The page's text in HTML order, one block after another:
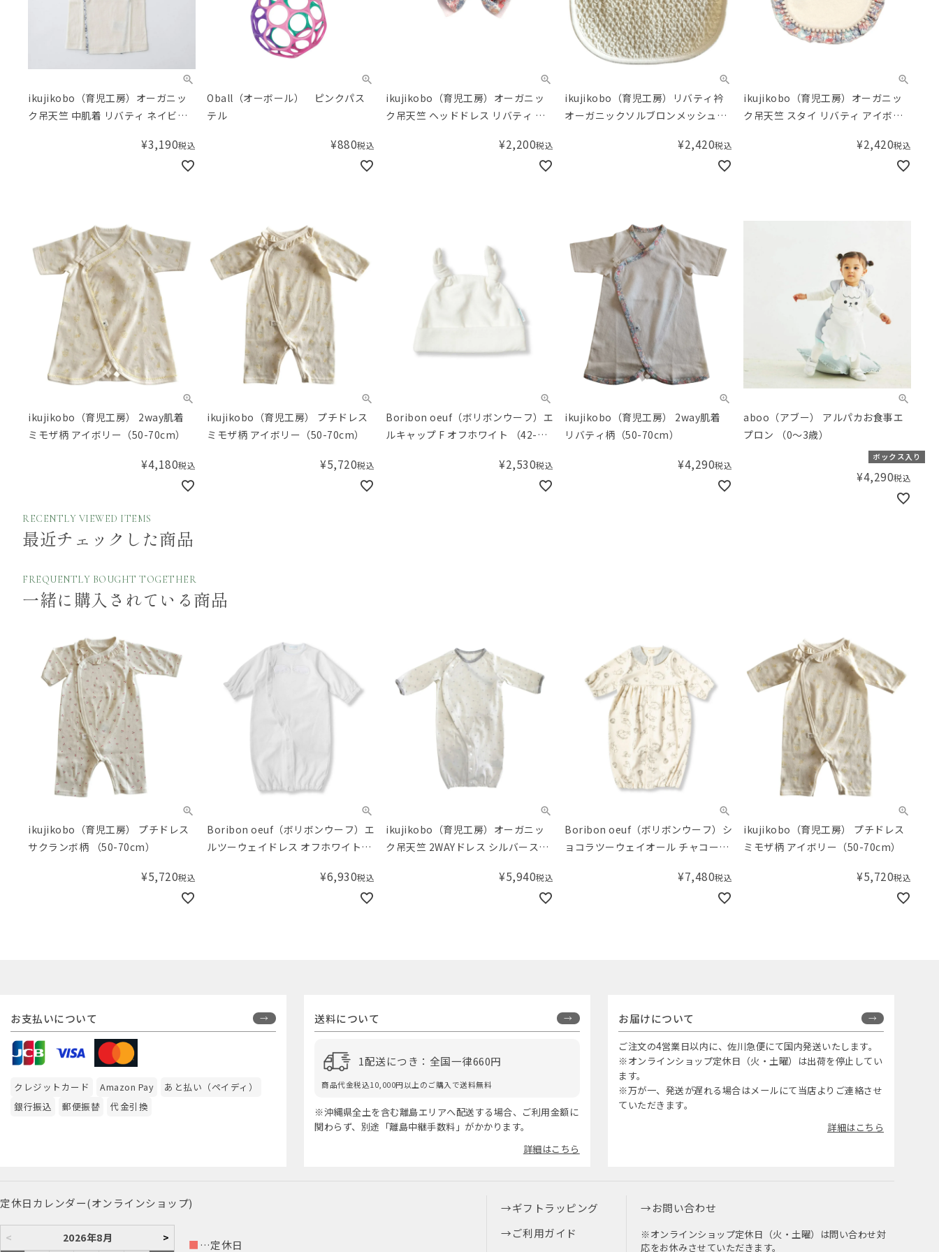
ikujikobo（育児工房）オーガニッ
ク吊天竺 中肌着 リバティ ネイビー
¥3,190税込
Oball（オーボール） ピンクパス
テル
¥880税込
ikujikobo（育児工房）オーガニッ
ク吊天竺 ヘッドドレス リバティ ピ
¥2,200税込
ikujikobo（育児工房）リバティ衿
オーガニックソルブロンメッシュス
¥2,420税込
ikujikobo（育児工房）オーガニッ
ク吊天竺 スタイ リバティ アイボリ
¥2,420税込
ikujikobo（育児工房） 2way肌着
ミモザ柄 アイボリー（50-70cm）
¥4,180税込
ikujikobo（育児工房） プチドレス
ミモザ柄 アイボリー（50-70cm）
¥5,720税込
Boribon oeuf（ボリボンウーフ）エ
ルキャップ F オフホワイト （42-
¥2,530税込
ikujikobo（育児工房） 2way肌着
リバティ柄（50-70cm）
¥4,290税込
aboo（アブー） アルパカお食事エ
プロン （0～3歳）
ボックス入り
¥4,290税込
RECENTLY VIEWED ITEMS
最近チェックした商品
FREQUENTLY BOUGHT TOGETHER
一緒に購入されている商品
ikujikobo（育児工房） プチドレス
サクランボ柄 （50-70cm）
¥5,720税込
Boribon oeuf（ボリボンウーフ）エ
ルツーウェイドレス オフホワイト
¥6,930税込
ikujikobo（育児工房）オーガニッ
ク吊天竺 2WAYドレス シルバースタ
¥5,940税込
Boribon oeuf（ボリボンウーフ）シ
ョコラツーウェイオール チャコール
¥7,480税込
ikujikobo（育児工房） プチドレス
ミモザ柄 アイボリー（50-70cm）
¥5,720税込
お支払いについて
クレジットカード Amazon Pay
あと払い（ペイディ）
銀行振込
郵便振替 代金引換
送料について
1配送につき：全国一律660円
商品代金税込10,000円以上のご購入で送料無料
※沖縄県全土を含む離島エリアへ配送する場合、ご利用金額に
関わらず、別途「離島中継手数料」がかかります。
詳細はこちら
お届けについて
ご注文の4営業日以内に、佐川急便にて国内発送いたします。
※オンラインショップ定休日（火・土曜）は出荷を停止してい
ます。
※万が一、発送が遅れる場合はメールにて当店よりご連絡させ
ていただきます。
詳細はこちら
定休日カレンダー(オンラインショップ)
< 2026年8月 > ■ …定休日
ギフトラッピング
ご利用ガイド
お問い合わせ
※オンラインショップ定休日（火・土曜）は問い合わせ対
応をお休みさせていただきます。